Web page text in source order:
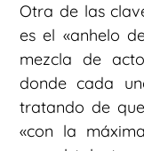
Otra de las
es el «anhelo
mezcla de
donde cada
tratando de
«con la